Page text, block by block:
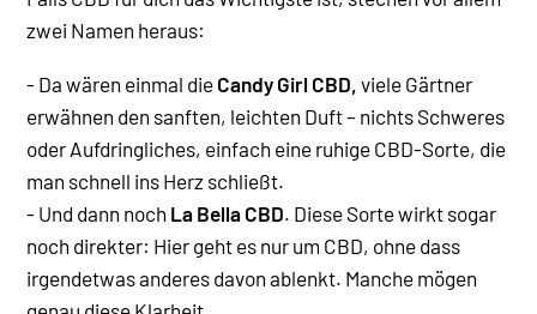
zwei Namen heraus:
- Da wären einmal die Candy Girl CBD, viele Gärtner
erwähnen den sanften, leichten Duft – nichts Schweres
oder Aufdringliches, einfach eine ruhige CBD-Sorte, die
man schnell ins Herz schließt.
- Und dann noch La Bella CBD. Diese Sorte wirkt sogar
noch direkter: Hier geht es nur um CBD, ohne dass
irgendetwas anderes davon ablenkt. Manche mögen